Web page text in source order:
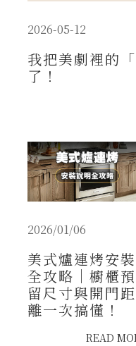
2026-05-12
我把美劇裡的
了！
2026/01/06
美式爐連烤安裝
全攻略｜櫥櫃預
留尺寸與開門距
離一次搞懂！
READ